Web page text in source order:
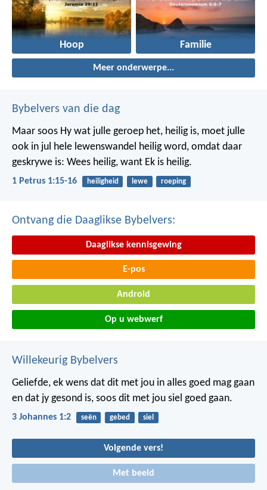
Hoop Familie
Meer onderwerpe...
Bybelvers van die dag
Maar soos Hy wat julle geroep het, heilig is, moet julle
ook in jul hele lewenswandel heilig word, omdat daar
geskrywe is: Wees heilig, want Ek is heilig.
1 Petrus 1:15-16 heiligheid lewe roeping
Ontvang die Daaglikse Bybelvers:
Daaglikse kennisgewing
E-pos
Android
Op u webwerf
Willekeurig Bybelvers
Geliefde, ek wens dat dit met jou in alles goed mag gaan
en dat jy gesond is, soos dit met jou siel goed gaan.
3 Johannes 1:2 seën gebed siel
Volgende vers!
Met beeld